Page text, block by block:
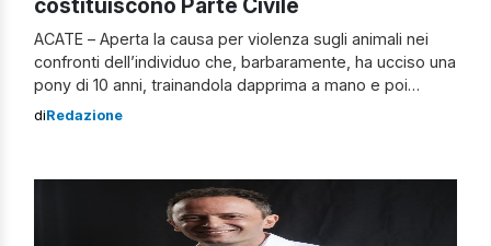
ACATE – Aperta la causa per violenza sugli animali nei
confronti dell’individuo che, barbaramente, ha ucciso una
pony di 10 anni, trainandola dapprima a mano e poi
legandola a un’auto. L’animale sarebbe così stato
minuti. Allarme violenza […]
diRedazione